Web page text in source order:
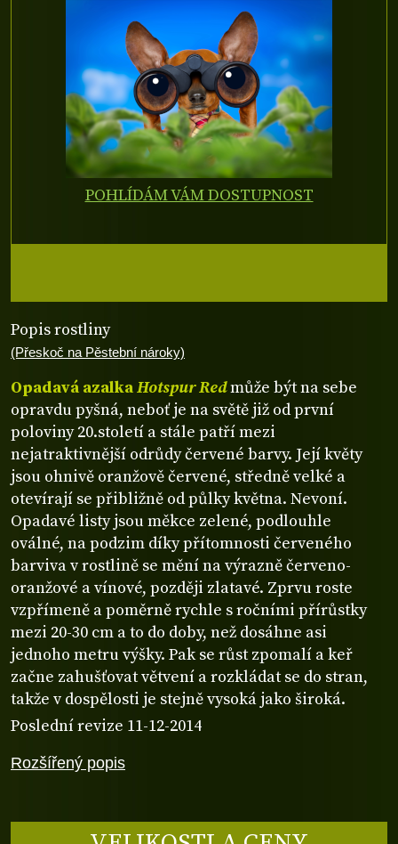
Rozšířený popis
Popis rostliny
(Přeskoč na Pěstební nároky)
Opadavá azalkaHotspur Redmůže být na sebe
opravdu pyšná, neboť je na světě již od první
poloviny 20.století a stále patří mezi
nejatraktivnější odrůdy červené barvy. Její květy
jsou ohnivě oranžově červené, středně velké a
otevírají se přibližně od půlky května. Nevoní.
Opadavé listy jsou měkce zelené, podlouhle
oválné, na podzim díky přítomnosti červeného
barviva v rostlině se mění na výrazně červeno-
oranžové a vínové, později zlatavé. Zprvu roste
vzpřímeně a poměrně rychle s ročními přírůstky
mezi 20-30 cm a to do doby, než dosáhne asi
jednoho metru výšky. Pak se růst zpomalí a keř
začne zahušťovat větvení a rozkládat se do stran,
takže v dospělosti je stejně vysoká jako široká.
Poslední revize 11-12-2014
POHLÍDÁM VÁM DOSTUPNOST